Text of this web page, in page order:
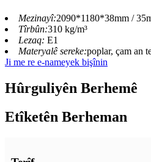
Mezinayî:2090*1180*38mm /
Tîrbûn:310 kg/m³
Lezaq: E1
Materyalê sereke:poplar, çam an
Ji me re e-nameyek bişînin
Hûrguliyên Berhemê
Etîketên Berheman